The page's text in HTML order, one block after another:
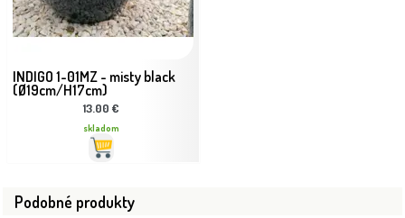
INDIGO 1-01MZ - misty black
(Ø19cm/H17cm)
13.00 €
skladom
Podobné produkty